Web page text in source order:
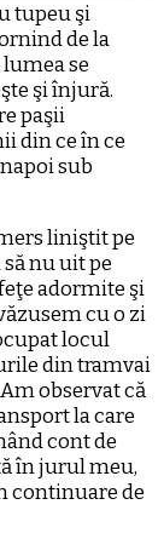
tupeu şi
de la
se
şi înjură.
paşii
din ce în ce
sub
liniştit pe
nu uit pe
adormite şi
cu o zi
locul
din tramvai
observat că
la care
cont de
în jurul meu,
continuare de